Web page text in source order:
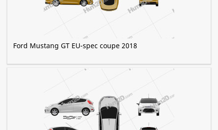
Ford Mustang GT EU-spec coupe 2018